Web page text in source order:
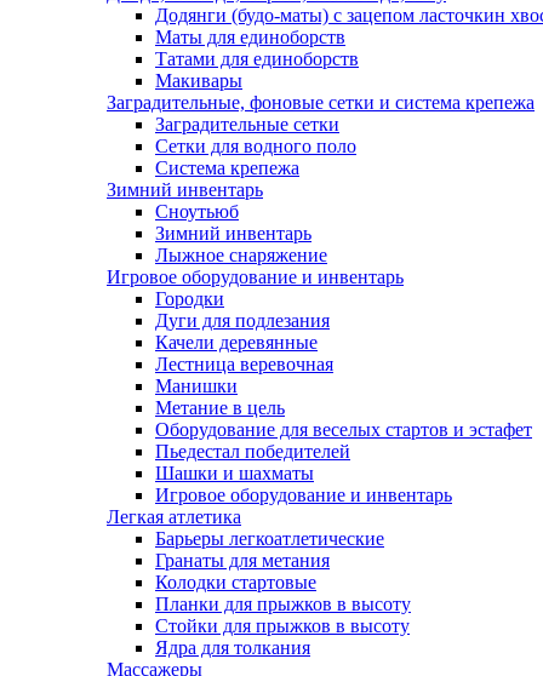
Додянги (будо-маты) с зацепом ласточкин
Маты для единоборств
Татами для единоборств
Макивары
Заградительные, фоновые сетки и система крепежа
Заградительные сетки
Сетки для водного поло
Система крепежа
Зимний инвентарь
Сноутьюб
Зимний инвентарь
Лыжное снаряжение
Игровое оборудование и инвентарь
Городки
Дуги для подлезания
Качели деревянные
Лестница веревочная
Манишки
Метание в цель
Оборудование для веселых стартов и эстафет
Пьедестал победителей
Шашки и шахматы
Игровое оборудование и инвентарь
Легкая атлетика
Барьеры легкоатлетические
Гранаты для метания
Колодки стартовые
Планки для прыжков в высоту
Стойки для прыжков в высоту
Ядра для толкания
Массажеры